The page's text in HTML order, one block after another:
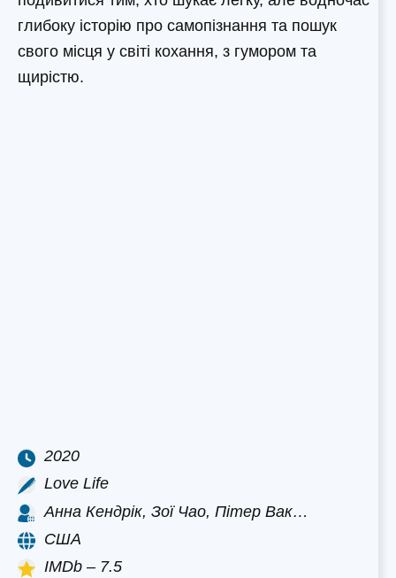
глибоку історію про самопізнання та пошук
свого місця у світі кохання, з гумором та
щирістю.
2020
Love Life
Анна Кендрік, Зої Чао, Пітер Вак…
США
IMDb – 7.5